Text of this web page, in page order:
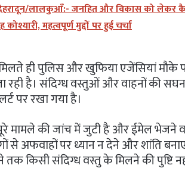
लालकुआँ:- जनहित और विकास को लेकर
कोश्यारी, महत्वपूर्ण मुद्दों पर हुई चर्चा
ही पुलिस और खुफिया एजेंसियां मौके
रही है। संदिग्ध वस्तुओं और वाहनों की
पर रखा गया है।
मामले की जांच में जुटी है और ईमेल भेजने
से अफवाहों पर ध्यान न देने और शांति
किसी संदिग्ध वस्तु के मिलने की पुष्टि